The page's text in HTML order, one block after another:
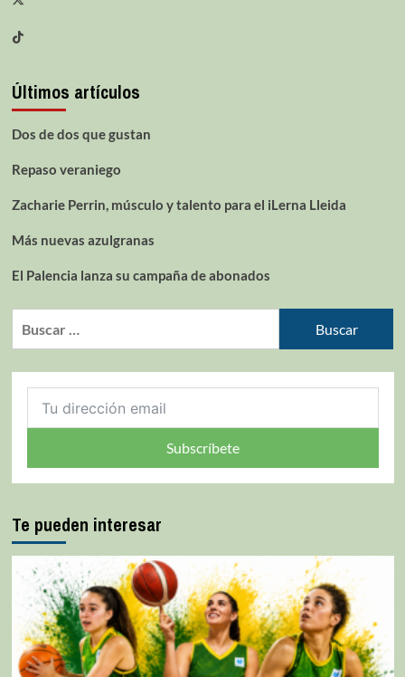
Últimos artículos
Dos de dos que gustan
Repaso veraniego
Zacharie Perrin, músculo y talento para el iLerna Lleida
Más nuevas azulgranas
El Palencia lanza su campaña de abonados
Subscríbete
Te pueden interesar